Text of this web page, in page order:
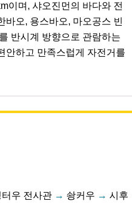
이며, 샤오진먼의 바다와 전
바오, 용스바오, 마오공스 빈
반시계 방향으로 관람하는
안하고 만족스럽게 자전거를
터우 전사관 → 솽커우 → 시후